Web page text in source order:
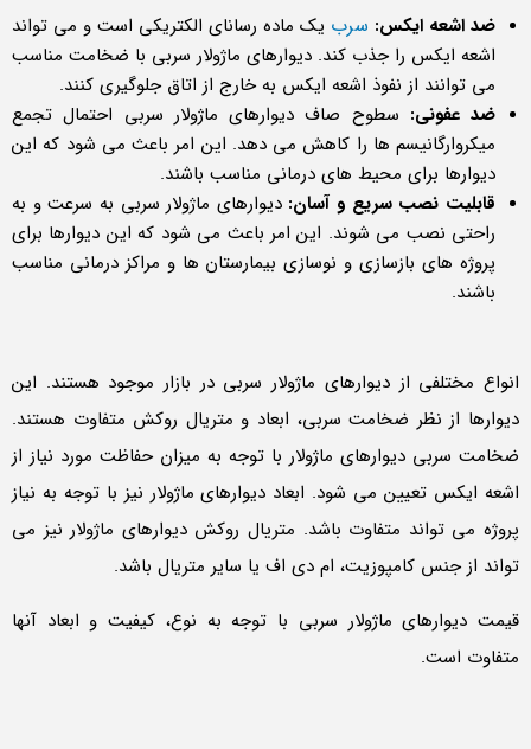
ضد اشعه ایکس: سرب یک ماده رسانای الکتریکی است و می تواند
اشعه ایکس را جذب کند. دیوارهای ماژولار سربی با ضخامت مناسب
می توانند از نفوذ اشعه ایکس به خارج از اتاق جلوگیری کنند.
ضد عفونی: سطوح صاف دیوارهای ماژولار سربی احتمال تجمع
میکروارگانیسم ها را کاهش می دهد. این امر باعث می شود که این
دیوارها برای محیط های درمانی مناسب باشند.
قابلیت نصب سریع و آسان: دیوارهای ماژولار سربی به سرعت و به
راحتی نصب می شوند. این امر باعث می شود که این دیوارها برای
پروژه های بازسازی و نوسازی بیمارستان ها و مراکز درمانی مناسب
باشند.
انواع مختلفی از دیوارهای ماژولار سربی در بازار موجود هستند. این
دیوارها از نظر ضخامت سربی، ابعاد و متریال روکش متفاوت هستند.
ضخامت سربی دیوارهای ماژولار با توجه به میزان حفاظت مورد نیاز از
اشعه ایکس تعیین می شود. ابعاد دیوارهای ماژولار نیز با توجه به نیاز
پروژه می تواند متفاوت باشد. متریال روکش دیوارهای ماژولار نیز می
تواند از جنس کامپوزیت، ام دی اف یا سایر متریال باشد.
قیمت دیوارهای ماژولار سربی با توجه به نوع، کیفیت و ابعاد آنها
متفاوت است.